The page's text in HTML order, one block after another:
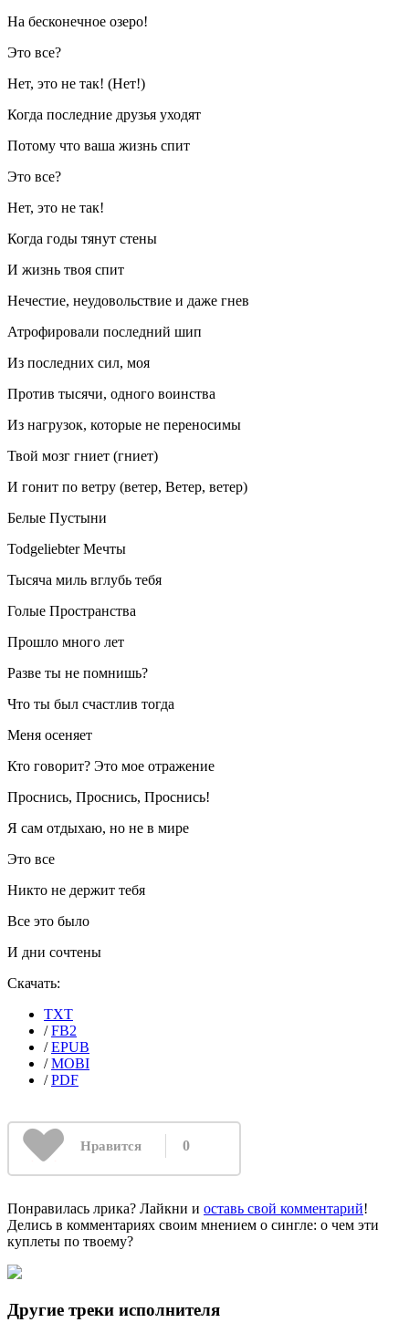
На бесконечное озеро!
Это все?
Нет, это не так! (Нет!)
Когда последние друзья уходят
Потому что ваша жизнь спит
Это все?
Нет, это не так!
Когда годы тянут стены
И жизнь твоя спит
Нечестие, неудовольствие и даже гнев
Атрофировали последний шип
Из последних сил, моя
Против тысячи, одного воинства
Из нагрузок, которые не переносимы
Твой мозг гниет (гниет)
И гонит по ветру (ветер, Ветер, ветер)
Белые Пустыни
Todgeliebter Мечты
Тысяча миль вглубь тебя
Голые Пространства
Прошло много лет
Разве ты не помнишь?
Что ты был счастлив тогда
Меня осеняет
Кто говорит? Это мое отражение
Проснись, Проснись, Проснись!
Я сам отдыхаю, но не в мире
Это все
Никто не держит тебя
Все это было
И дни сочтены
Скачать:
TXT
/FB2
/EPUB
/MOBI
/PDF
Нравится 0
Понравилась лрика? Лайкни и оставь свой комментарий!
Делись в комментариях своим мнением о сингле: о чем эти
куплеты по твоему?
Другие треки исполнителя